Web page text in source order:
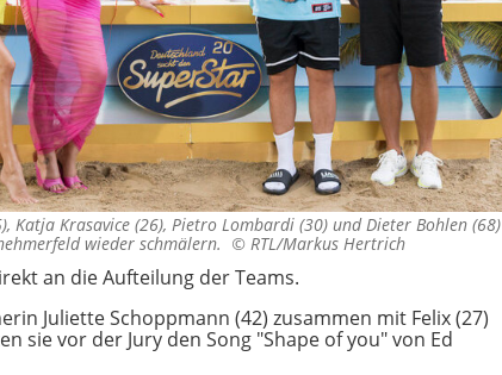
Katja Krasavice (26), Pietro Lombardi (30) und Dieter Bohlen (68)
wieder schmälern. © RTL/Markus Hertrich
an die Aufteilung der Teams.
Juliette Schoppmann (42) zusammen mit Felix (27)
sie vor der Jury den Song "Shape of you" von Ed